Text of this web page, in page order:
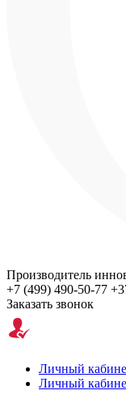
Производитель
+7 (499) 490-50-77
Заказать звонок
Личный
Личный